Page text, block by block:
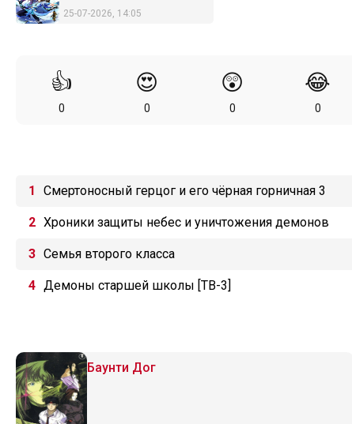
25-07-2026, 14:05
👍
0
😍
0
😲
0
😂
0
Смертоносный герцог и его чёрная горничная 3
Хроники защиты небес и уничтожения демонов
Семья второго класса
Демоны старшей школы [ТВ-3]
Баунти Дог